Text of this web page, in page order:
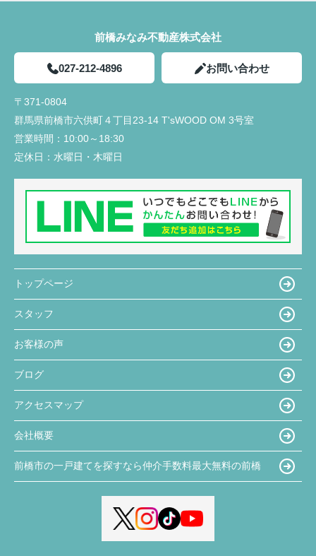
前橋みなみ不動産株式会社
027-212-4896 お問い合わせ
〒371-0804
群馬県前橋市六供町４丁目23‐14 T'sWOOD OM 3号室
営業時間： 10:00～18:30
定休日： 水曜日・木曜日
トップページ
スタッフ
お客様の声
ブログ
アクセスマップ
会社概要
前橋市の一戸建てを探すなら仲介手数料最大無料の前橋